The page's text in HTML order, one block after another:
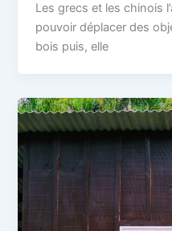
Les grecs et les chinois
pouvoir déplacer des
bois puis, elle